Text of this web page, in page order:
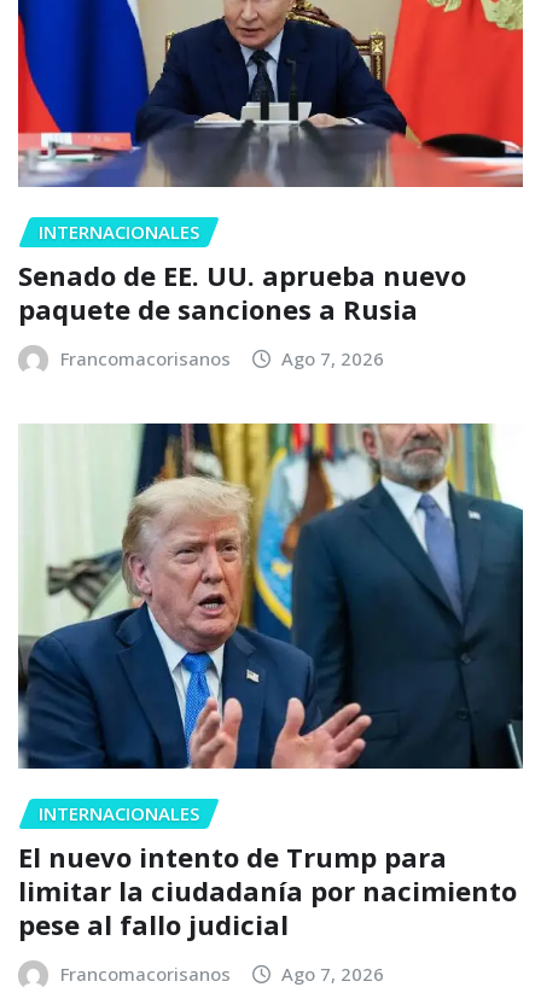
INTERNACIONALES
Senado de EE. UU. aprueba nuevo
paquete de sanciones a Rusia
Francomacorisanos Ago 7, 2026
INTERNACIONALES
El nuevo intento de Trump para
limitar la ciudadanía por nacimiento
pese al fallo judicial
Francomacorisanos Ago 7, 2026